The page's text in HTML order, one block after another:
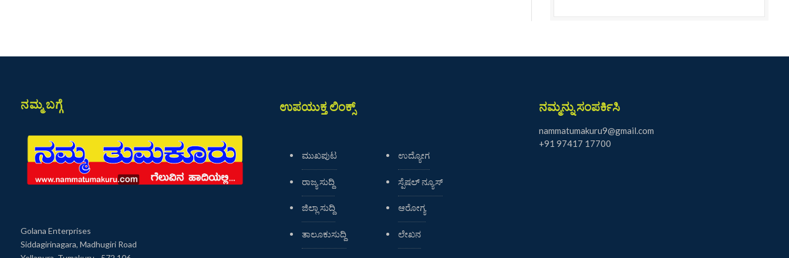
ನಮ್ಮ ಬಗ್ಗೆ
Golana Enterprises
Siddagirinagara, Madhugiri Road
ಉಪಯುಕ್ತ ಲಿಂಕ್ಸ್
ಮುಖಪುಟ
ರಾಜ್ಯ ಸುದ್ದಿ
ಜಿಲ್ಲಾ ಸುದ್ದಿ
ತಾಲೂಕುಸುದ್ದಿ
ಉದ್ಯೋಗ
ಸ್ಪೆಷಲ್ ನ್ಯೂಸ್
ಆರೋಗ್ಯ
ಲೇಖನ
ನಮ್ಮನ್ನು ಸಂಪರ್ಕಿಸಿ
nammatumakuru9@gmail.com
+91 97417 17700